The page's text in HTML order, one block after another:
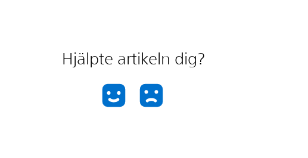
Hjälpte artikeln dig?